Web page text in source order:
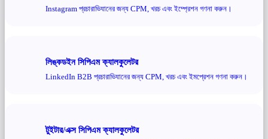
Instagram প্রচারাভিযানের জন্য CPM, খরচ এবং ইম্প্রেশন গণনা করুন।
লিঙ্কডইন সিপিএম ক্যালকুলেটর
LinkedIn B2B প্রচারাভিযানের জন্য CPM, খরচ এবং ইমপ্রেশন গণনা করুন।
টুইটার/এক্স সিপিএম ক্যালকুলেটর